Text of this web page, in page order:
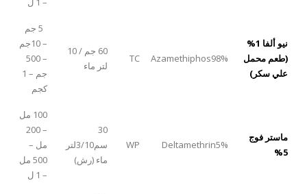
نيو ألفا 1%
(طعم محمل
علي سكر)
Azamethiphos98%
TC
60 جم / 10
لتر ماء
5 جم
– 10جم
– 500
جم – 1
كجم
ماستر فوج
5%
Deltamethrin5%
WP
30
سم3/10لتر
ماء (رش)
100 مل
– 200
مل –
500 مل
– 1 ل